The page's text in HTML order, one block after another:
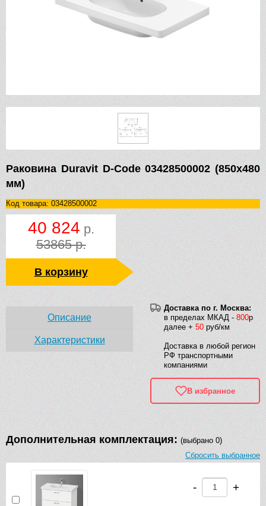
Раковина Duravit D-Code 03428500002 (850х480
мм)
Код товара: 03428500002
40 824 р.
53865 р.
В корзину
Доставка по г. Москва:
в пределах МКАД - 800р
далее + 50 руб/км
Доставка в любой регион
РФ транспортными
компаниями
В избранное
Описание
Характеристики
Дополнительная комплектация: (выбрано 0)
Сбросить выбранное
- +